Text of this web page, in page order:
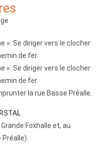
». Se diriger vers le clocher
de fer.
». Se diriger vers le clocher
de fer.
la rue Basse Préalle.
Foxhalle et, au